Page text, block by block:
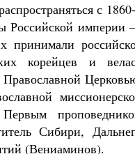
с
Российской империи
корейцев и
Православной
Сибири,
(Вениаминов).